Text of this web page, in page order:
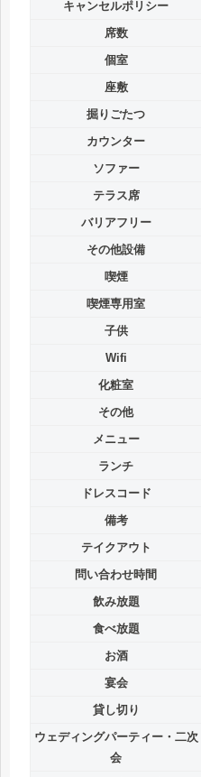
キャンセルポリシー
席数
個室
座敷
掘りごたつ
カウンター
ソファー
テラス席
バリアフリー
その他設備
喫煙
喫煙専用室
子供
Wifi
化粧室
その他
メニュー
ランチ
ドレスコード
備考
テイクアウト
問い合わせ時間
飲み放題
食べ放題
お酒
宴会
貸し切り
ウェディングパーティー・二次
会